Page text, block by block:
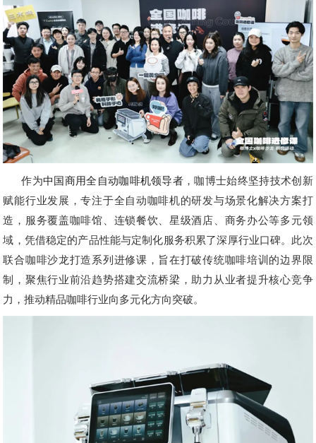
作为中国商用全自动咖啡机领导者 ，咖博士始终坚持技术创新
赋能行业发展，专注于全自动咖啡机的研发与场景化解决方案打
造，服务覆盖咖啡馆、连锁餐饮、星级酒店、商务办公等多元领
域，凭借稳定的产品性能与定制化服务积累了深厚行业口碑。此次
联合咖啡沙龙打造系列进修课，旨在打破传统咖啡培训的边界限
制，聚焦行业前沿趋势搭建交流桥梁，助力从业者提升核心竞争
力，推动精品咖啡行业向多元化方向突破。